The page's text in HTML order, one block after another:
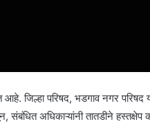
जिल्हा परिषद, भडगाव नगर परिषद
संबंधित अधिकाऱ्यांनी तातडीने